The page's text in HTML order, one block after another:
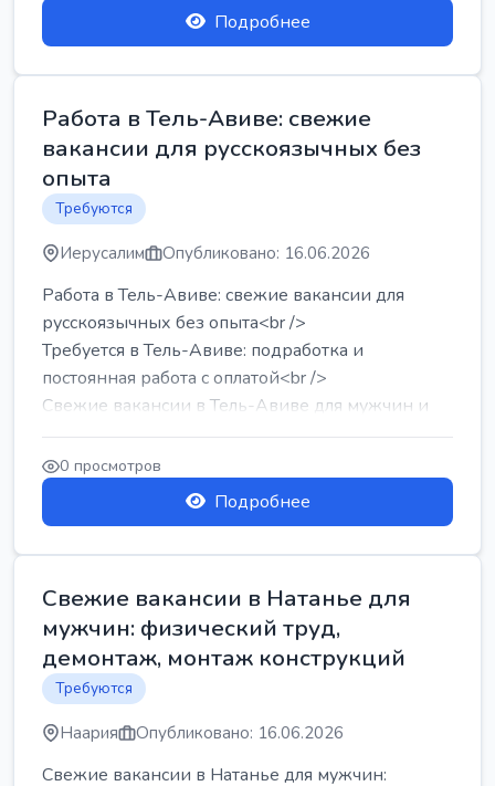
Подробнее
Работа в Тель-Авиве: свежие
вакансии для русскоязычных без
опыта
Требуются
Иерусалим Опубликовано: 16.06.2026
Работа в Тель-Авиве: свежие вакансии для
русскоязычных без опыта<br />
Требуется в Тель-Авиве: подработка и
постоянная работа с оплатой<br />
Свежие вакансии в Тель-Авиве для мужчин и
женщин от хозя...
0 просмотров
Подробнее
Свежие вакансии в Натанье для
мужчин: физический труд,
демонтаж, монтаж конструкций
Требуются
Наария Опубликовано: 16.06.2026
Свежие вакансии в Натанье для мужчин: